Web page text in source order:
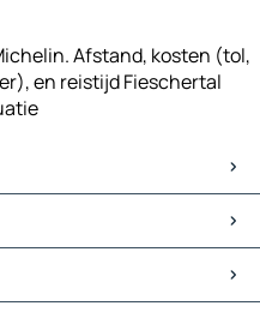
Afstand, kosten (tol,
en reistijd Fieschertal